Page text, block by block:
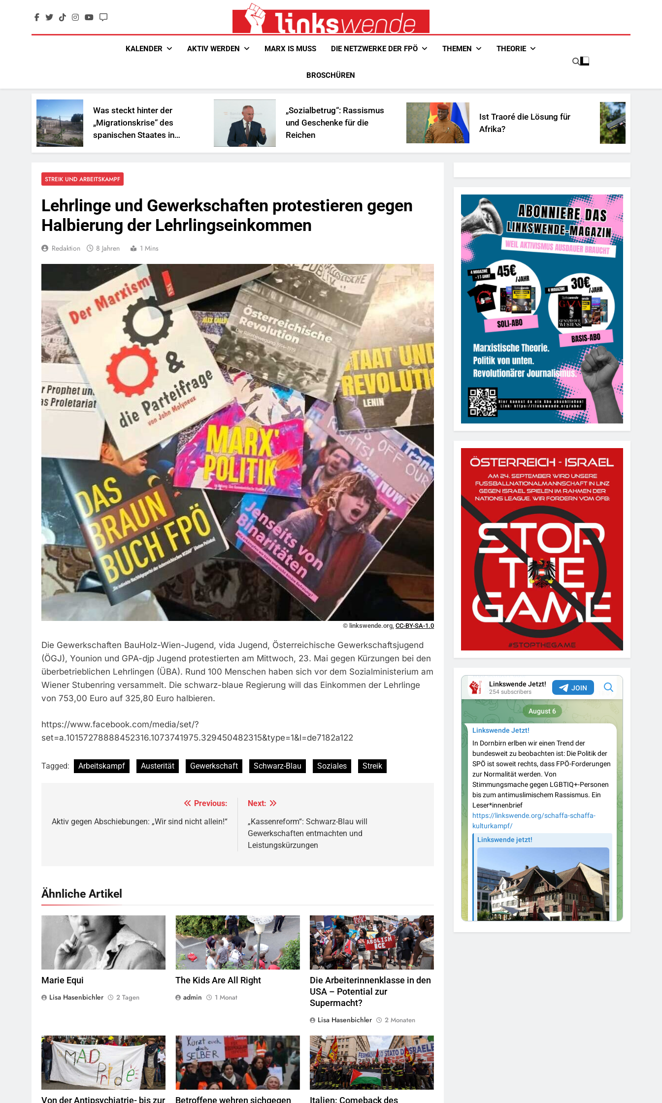
Linkswende Jetzt!
KALENDER AKTIV WERDEN MARX IS MUSS DIE NETZWERKE DER FPÖ THEMEN THEORIE
BROSCHÜREN
Was steckt hinter der
„Migrationskrise“ des
spanischen Staates in
Nordafrika?
„Sozialbetrug“: Rassismus
und Geschenke für die
Reichen
Ist Traoré die Lösung für
Afrika?
STREIK UND ARBEITSKAMPF
Lehrlinge und Gewerkschaften protestieren gegen
Halbierung der Lehrlingseinkommen
Redaktion 8 Jahren 1 Mins
© linkswende.org,CC-BY-SA-1.0
Die Gewerkschaften BauHolz-Wien-Jugend, vida Jugend, Österreichische Gewerkschaftsjugend
(ÖGJ), Younion und GPA-djp Jugend protestierten am Mittwoch, 23. Mai gegen Kürzungen bei den
überbetrieblichen Lehrlingen (ÜBA). Rund 100 Menschen haben sich vor dem Sozialministerium am
Wiener Stubenring versammelt. Die schwarz-blaue Regierung will das Einkommen der Lehrlinge
von 753,00 Euro auf 325,80 Euro halbieren.
https://www.facebook.com/media/set/?
set=a.10157278888452316.1073741975.329450482315&type=1&l=de7182a122
Tagged: Arbeitskampf Austerität Gewerkschaft Schwarz-Blau Soziales Streik
Previous:
Aktiv gegen Abschiebungen: „Wir sind nicht allein!“
Next:
„Kassenreform“: Schwarz-Blau will
Gewerkschaften entmachten und
Leistungskürzungen
Ähnliche Artikel
Marie Equi, Quelle © Public Domain
Marie Equi
Lisa Hasenbichler
2 Tagen
Jugendliche verlieren im öffentlichen Raum
zunehmend ihre Freiheiten, Quelle© Armin
Kübelbeck CC-BY-SA-3.0
The Kids Are All Right
admin
1 Monat
Am 30. Juni 2018 versammelten sich etwa
10.000 Menschen in der Innenstadt von
Minneapolis und marschierten durch die
Straßen, um gegen die Trennung von
immigrierten Kindern von ihren Familien zu
protestieren. Die Demonstranten forderten
die Abschaffung der ICE (U.S. Immigration
and Customs Enforcement).Quelle©
Fibonacci Blue,
Die Arbeiterinnenklasse in den
USA – Potential zur
Supermacht?
Lisa Hasenbichler
2 Monaten
© Mad Pride
Von der Antipsychiatrie- bis zur Betroffene wehren sichgegen
Italienische Hafenarbeiter blockieren Häfen
im Rahmen eines landesweiten Streiks aus
Solidarität mit Gaza © USB.it
Italien: Comeback des